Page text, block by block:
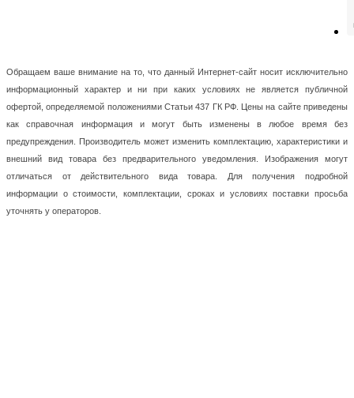
Обращаем ваше внимание на то, что данный Интернет-сайт носит исключительно
информационный характер и ни при каких условиях не является публичной
офертой, определяемой положениями Статьи 437 ГК РФ. Цены на сайте приведены
как справочная информация и могут быть изменены в любое время без
предупреждения. Производитель может изменить комплектацию, характеристики и
внешний вид товара без предварительного уведомления. Изображения могут
отличаться от действительного вида товара. Для получения подробной
информации о стоимости, комплектации, сроках и условиях поставки просьба
уточнять у операторов.